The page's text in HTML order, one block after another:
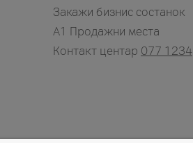
Закажи бизнис состанок
A1 Продажни места
Контакт центар 077 1234